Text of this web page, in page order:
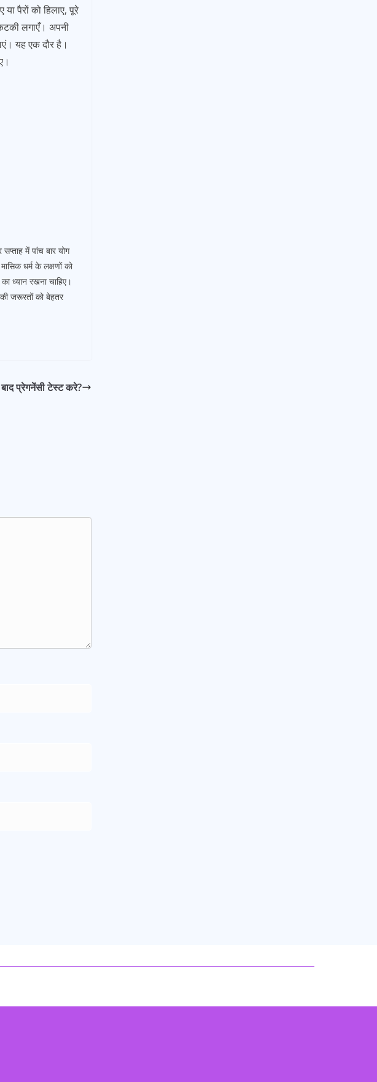
पैरों को हिलाए, पूरे
लगाएँ। अपनी
यह एक दौर है।
में पांच बार योग
धर्म के लक्षणों को
ध्यान रखना चाहिए।
जरूरतों को बेहतर
प्रेगनेंसी टेस्ट करे?